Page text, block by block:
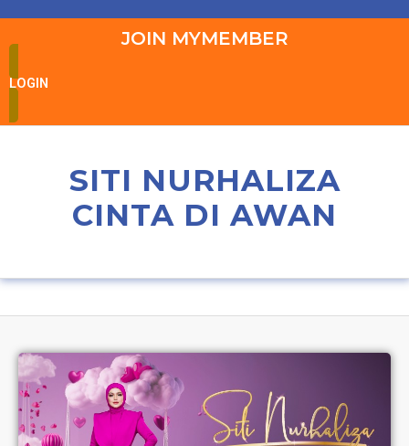
JOIN MYMEMBER
LOGIN
SITI NURHALIZA
CINTA DI AWAN